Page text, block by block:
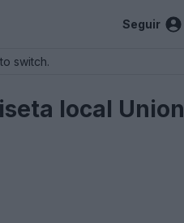
Seguir
switch.
local Union